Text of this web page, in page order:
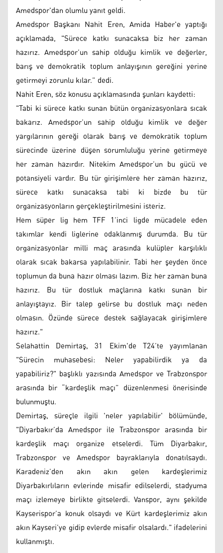
Amedspor'dan olumlu yanıt geldi.
Amedspor Başkanı Nahit Eren, Amida Haber'e yaptığı
açıklamada, "Sürece katkı sunacaksa biz her zaman
hazırız. Amedspor’un sahip olduğu kimlik ve değerler,
barış ve demokratik toplum anlayışının gereğini yerine
getirmeyi zorunlu kılar.” dedi.
Nahit Eren, söz konusu açıklamasında şunları kaydetti:
"Tabi ki sürece katkı sunan bütün organizasyonlara sıcak
bakarız. Amedspor’un sahip olduğu kimlik ve değer
yargılarının gereği olarak barış ve demokratik toplum
sürecinde üzerine düşen sorumluluğu yerine getirmeye
her zaman hazırdır. Nitekim Amedspor’un bu gücü ve
potansiyeli vardır. Bu tür girişimlere her zaman hazırız,
sürece katkı sunacaksa tabi ki bizde bu tür
organizasyonların gerçekleştirilmesini isteriz.
Hem süper lig hem TFF 1’inci ligde mücadele eden
takımlar kendi liglerine odaklanmış durumda. Bu tür
organizasyonlar milli maç arasında kulüpler karşılıklı
olarak sıcak bakarsa yapılabilinir. Tabi her şeyden önce
toplumun da buna hazır olması lazım. Biz her zaman buna
hazırız. Bu tür dostluk maçlarına katkı sunan bir
anlayıştayız. Bir talep gelirse bu dostluk maçı neden
olmasın. Özünde sürece destek sağlayacak girişimlere
hazırız."
Selahattin Demirtaş, 31 Ekim'de T24’te yayımlanan
"Sürecin muhasebesi: Neler yapabilirdik ya da
yapabiliriz?" başlıklı yazısında Amedspor ve Trabzonspor
arasında bir “kardeşlik maçı” düzenlenmesi önerisinde
bulunmuştu.
Demirtaş, süreçle ilgili 'neler yapılabilir' bölümünde,
"Diyarbakır’da Amedspor ile Trabzonspor arasında bir
kardeşlik maçı organize etselerdi. Tüm Diyarbakır,
Trabzonspor ve Amedspor bayraklarıyla donatılsaydı.
Karadeniz’den akın akın gelen kardeşlerimiz
Diyarbakırlıların evlerinde misafir edilselerdi, stadyuma
maçı izlemeye birlikte gitselerdi. Vanspor, aynı şekilde
Kayserispor’a konuk olsaydı ve Kürt kardeşlerimiz akın
akın Kayseri’ye gidip evlerde misafir olsalardı." ifadelerini
kullanmıştı.